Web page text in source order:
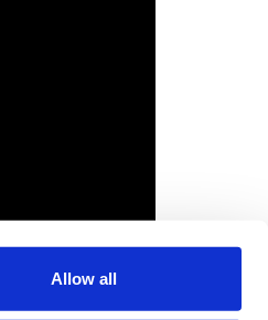
Allow all